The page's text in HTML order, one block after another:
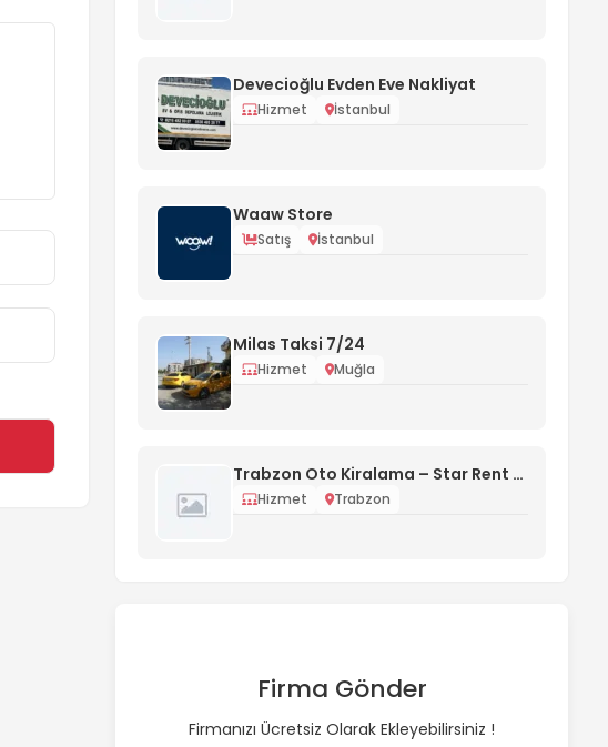
Devecioğlu Evden Eve Nakliyat
Hizmet İstanbul
Waaw Store
Satış İstanbul
Milas Taksi 7/24
Hizmet Muğla
Trabzon Oto Kiralama – Star Rent A Car
Hizmet Trabzon
Firma Gönder
Firmanızı Ücretsiz Olarak Ekleyebilirsiniz !